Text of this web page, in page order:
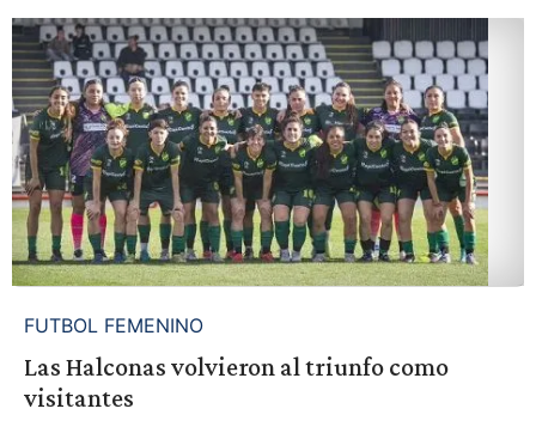
FUTBOL FEMENINO
Las Halconas volvieron al triunfo como
visitantes